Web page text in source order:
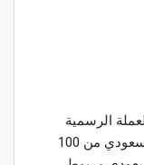
الرسمية
للمملكة العربية السعودية. يتكون الريال السعودي من 100